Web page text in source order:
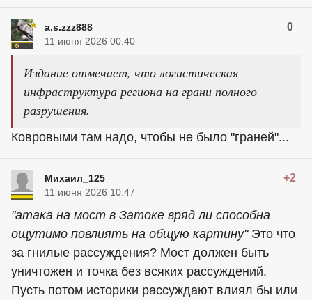
a.s.zzz888 0
11 июня 2026 00:40
Издание отмечает, что логистическая
инфраструктура региона на грани полного
разрушения.
Ковровыми там надо, чтобы не было "граней"...
Михаил_125 +2
11 июня 2026 10:47
"атака на мост в Затоке вряд ли способна
ощутимо повлиять на общую картину"Это что
за гнилые рассуждения? Мост должен быть
уничтожен и точка без всяких рассуждений.
Пусть потом историки рассуждают влиял бы или